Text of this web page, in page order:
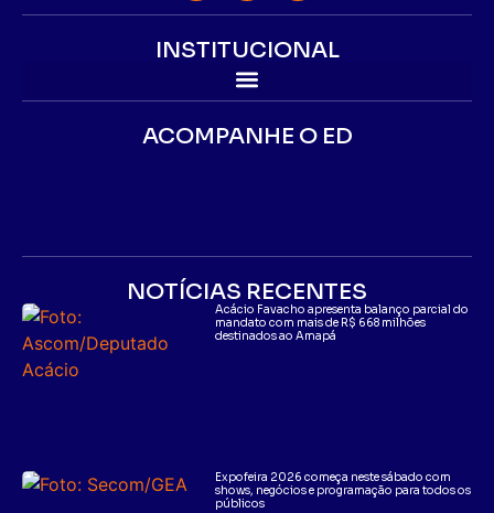
INSTITUCIONAL
ACOMPANHE O ED
NOTÍCIAS RECENTES
Acácio Favacho apresenta balanço parcial do
mandato com mais de R$ 668 milhões
destinados ao Amapá
Expofeira 2026 começa neste sábado com
shows, negócios e programação para todos os
públicos